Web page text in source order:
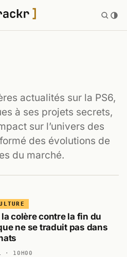
actualités sur la PS6,
à ses projets secrets,
sur l’univers des
des évolutions de
du marché.
la colère contre la fin du
ne se traduit pas dans
· 10H00